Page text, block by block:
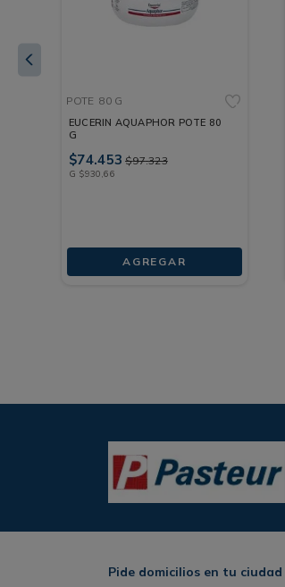
POTE 80 G
EUCERIN AQUAPHOR POTE 80
G
$74.453 $97.323
G $930 ,66
AGREGAR
Pide domicilios en tu ciudad